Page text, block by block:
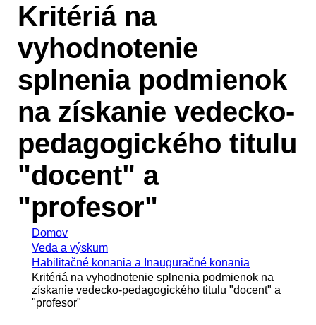
Kritériá na
vyhodnotenie
splnenia podmienok
na získanie vedecko-
pedagogického titulu
"docent" a
"profesor"
Domov
Veda a výskum
Habilitačné konania a Inauguračné konania
Kritériá na vyhodnotenie splnenia podmienok na
získanie vedecko-pedagogického titulu "docent" a
"profesor"